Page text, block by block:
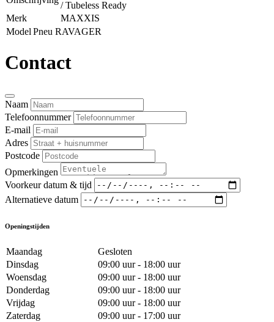
/ Tubeless Ready
Merk
MAXXIS
Model Pneu RAVAGER
Contact
Naam
Telefoonnummer
E-mail
Adres
Postcode
Opmerkingen
Voorkeur datum & tijd
Alternatieve datum
Openingstijden
Maandag
Gesloten
Dinsdag
09:00 uur - 18:00 uur
Woensdag
09:00 uur - 18:00 uur
Donderdag
09:00 uur - 18:00 uur
Vrijdag
09:00 uur - 18:00 uur
Zaterdag
09:00 uur - 17:00 uur